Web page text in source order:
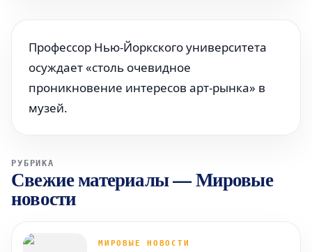
Профессор Нью-Йоркского университета
осуждает «столь очевидное
проникновение интересов арт-рынка» в
музей.
РУБРИКА
Свежие материалы—Мировые
новости
МИРОВЫЕ НОВОСТИ